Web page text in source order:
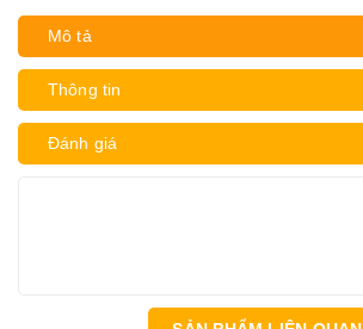
Mô tả
Thông tin
Đánh giá